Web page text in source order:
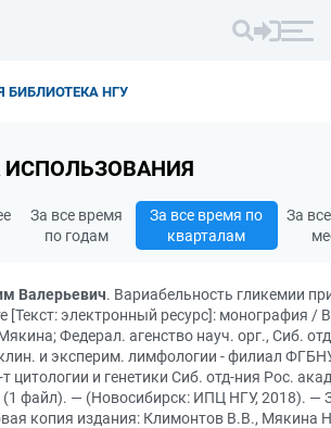
БИБЛИОТЕКА НГУ
ИСПОЛЬЗОВАНИЯ
За все время
по годам
За все время по
кварталам
За
Валерьевич. Вариабельность гликемии
[Текст: электронный ресурс]: монография /
Федерал. агенство науч. орг., Сиб.
и эксперим. лимфологии - филиал
цитологии и генетики Сиб. отд-ния Рос.
файл). — (Новосибирск: ИПЦ НГУ, 2018). —
копия издания: Климонтов В.В., Мякина